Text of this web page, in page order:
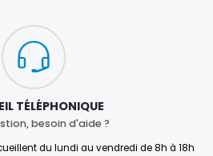
TÉLÉPHONIQUE
besoin d'aide ?
du lundi au vendredi de 8h à 18h